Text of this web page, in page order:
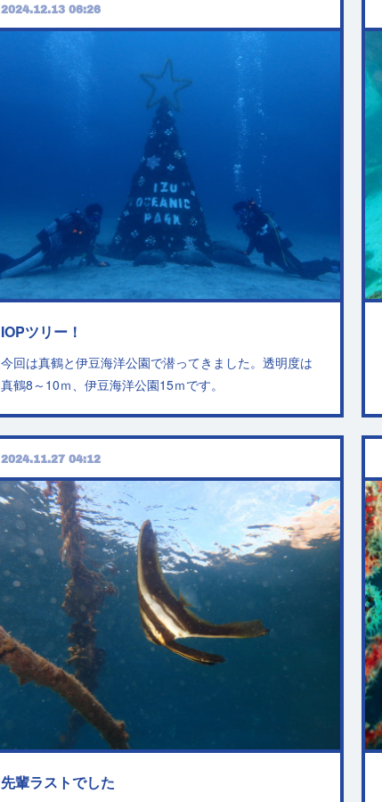
2024.12.13 06:26
IOPツリー！
今回は真鶴と伊豆海洋公園で潜ってきました。透明度は
真鶴8～10ｍ、伊豆海洋公園15ｍです。
2024.11.27 04:12
先輩ラストでした